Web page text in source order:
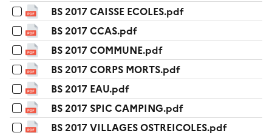
BS 2017 CAISSE ECOLES.pdf
BS 2017 CCAS.pdf
BS 2017 COMMUNE.pdf
BS 2017 CORPS MORTS.pdf
BS 2017 EAU.pdf
BS 2017 SPIC CAMPING.pdf
BS 2017 VILLAGES OSTREICOLES.pdf